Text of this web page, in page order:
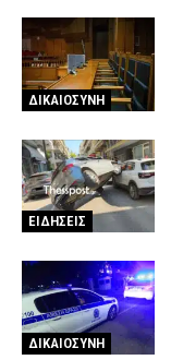
ΔΙΚΑΙΟΣΥΝΗ
ΕΙΔΗΣΕΙΣ
ΔΙΚΑΙΟΣΥΝΗ